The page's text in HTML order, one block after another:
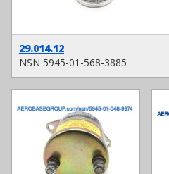
29.014.12
NSN 5945-01-568-3885